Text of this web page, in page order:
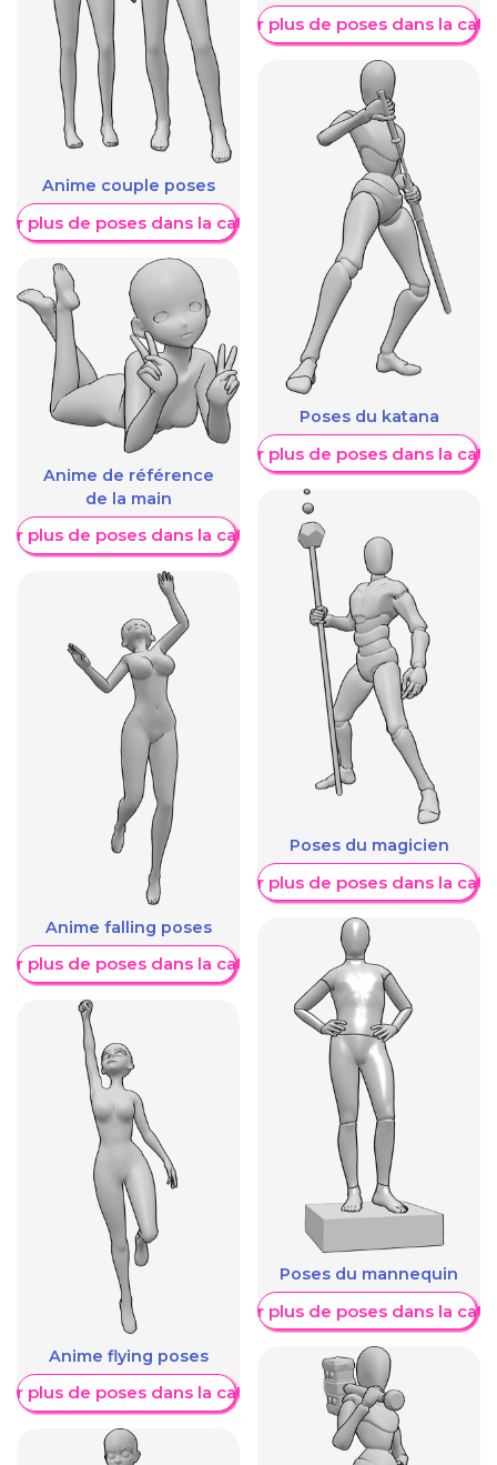
Anime couple poses
plus de poses dans la catégorie
Anime de référence
de la main
plus de poses dans la catégorie
Anime falling poses
plus de poses dans la catégorie
Anime flying poses
plus de poses dans la catégorie
Afficher plus de poses dans la
Poses du katana
Afficher plus de poses dans la
Poses du magicien
Afficher plus de poses dans la
Poses du mannequin
Afficher plus de poses dans la